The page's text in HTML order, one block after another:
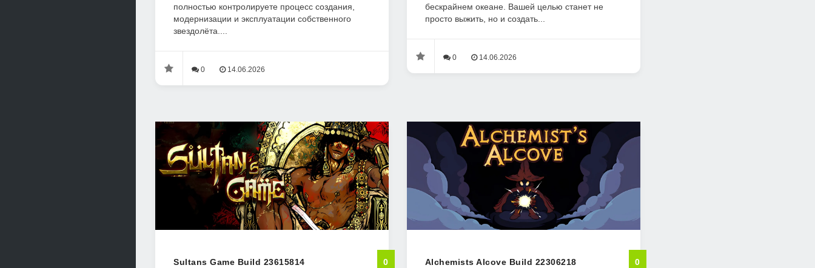
полностью контролируете процесс создания,
модернизации и эксплуатации собственного
звездолёта....
0 14.06.2026
бескрайнем океане. Вашей целью станет не
просто выжить, но и создать...
0 14.06.2026
Sultans Game Build 23615814 0 Alchemists Alcove Build 22306218 0